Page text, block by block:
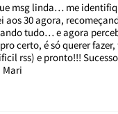
msg linda… me
aos 30 agora,
tudo… e agora
certo, é só querer
rss) e pronto!!!